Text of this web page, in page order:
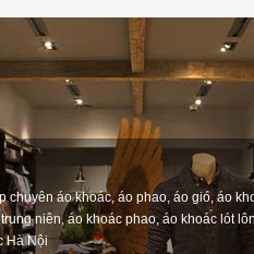
áo khoác, áo phao, áo gió, áo
niên, áo khoác phao, áo khoác lót
Hà Nội